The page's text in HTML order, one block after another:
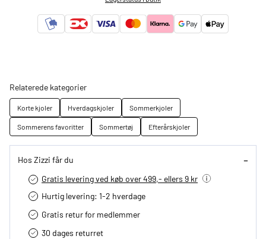
Relaterede kategorier
Korte kjoler Hverdagskjoler
Sommerkjoler
Sommerens favoritter
Sommertøj Efterårskjoler
Hos Zizzi får du
Gratis levering ved køb over 499,- ellers 9 kr
Hurtig levering­: 1-2 hverdage
Gratis retur for medlemmer
30 dages returret